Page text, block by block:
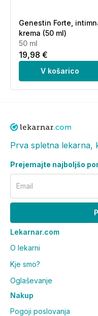
intimate.com // +386
obračunana po
intimate.com
Genestin Forte,
krema (50 ml)
50 ml
19,98 €
V košarico
Prva spletna lekarna,
Prejemajte najboljšo
Email
Lekarnar.com
O lekarni
Kje smo?
Oglaševanje
Nakup
Pogoji poslovanja